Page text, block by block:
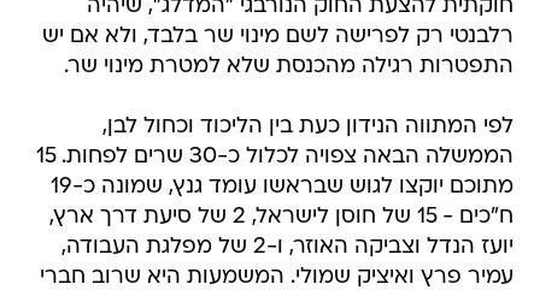
התפטרות רגילה מהכנסת שלא למטרת מינוי שר.
לפי המתווה הנידון כעת בין הליכוד וכחול לבן,
ח"כים - 15 של חוסן לישראל, 2 של סיעת דרך ארץ,
יועז הנדל וצביקה האוזר, ו-2 של מפלגת העבודה,
עמיר פרץ ואיציק שמולי. המשמעות היא שרוב חברי
הכנסת של חוסן לישראל ימונו לתפקיד שר או סגן
שר, ורק ח"כים בודדים יאיישו את עבודת הכנסת.